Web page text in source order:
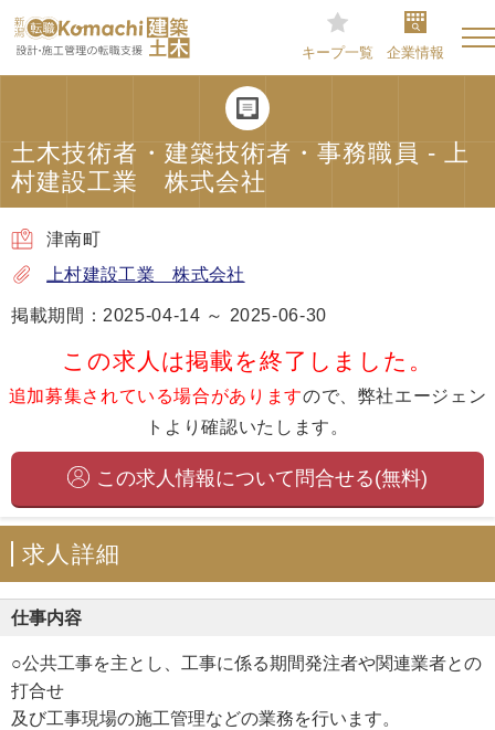
キープ一覧 企業情報
土木技術者・建築技術者・事務職員 - 上
村建設工業 株式会社
津南町
上村建設工業 株式会社
掲載期間：2025-04-14 ～ 2025-06-30
この求人は掲載を終了しました。
追加募集されている場合がありますので、弊社エージェン
トより確認いたします。
この求人情報について問合せる(無料)
求人詳細
仕事内容
○公共工事を主とし、工事に係る期間発注者や関連業者との
打合せ
及び工事現場の施工管理などの業務を行います。